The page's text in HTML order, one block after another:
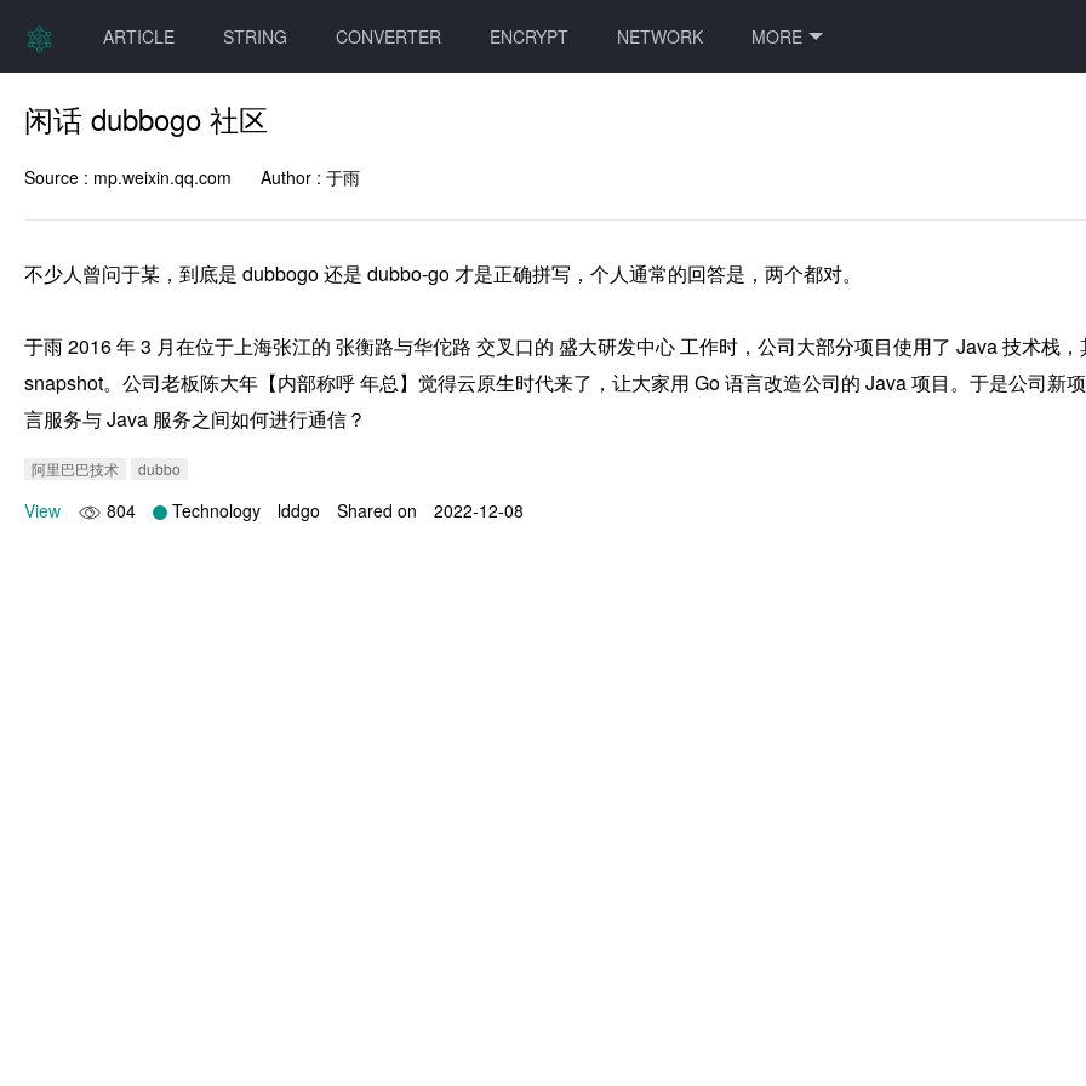
ARTICLE STRING CONVERTER ENCRYPT NETWORK MORE
闲话 dubbogo 社区
Source : mp.weixin.qq.com Author : 于雨
不少人曾问于某，到底是 dubbogo 还是 dubbo-go 才是正确拼写，个人通常的回答是，两个都对。
于雨 2016 年 3 月在位于上海张江的 张衡路与华佗路 交叉口的 盛大研发中心 工作时，公司大部分项目使用了 Java 技术栈
snapshot。公司老板陈大年【内部称呼 年总】觉得云原生时代来了，让大家用 Go 语言改造公司的 Java 项目。于是公司新
言服务与 Java 服务之间如何进行通信？
阿里巴巴技术 dubbo
View 804 Technology lddgo Shared on 2022-12-08